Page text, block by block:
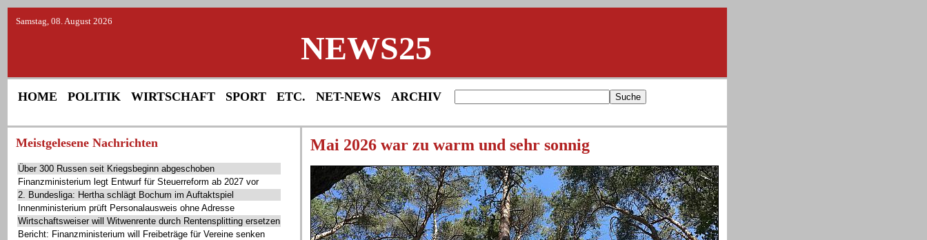
Samstag, 08. August 2026
NEWS25
HOME POLITIK WIRTSCHAFT SPORT ETC. NET-NEWS ARCHIV
Meistgelesene Nachrichten
Über 300 Russen seit Kriegsbeginn abgeschoben
Finanzministerium legt Entwurf für Steuerreform ab 2027 vor
2. Bundesliga: Hertha schlägt Bochum im Auftaktspiel
Innenministerium prüft Personalausweis ohne Adresse
Wirtschaftsweiser will Witwenrente durch Rentensplitting ersetzen
Bericht: Finanzministerium will Freibeträge für Vereine senken
Mai 2026 war zu warm und sehr sonnig